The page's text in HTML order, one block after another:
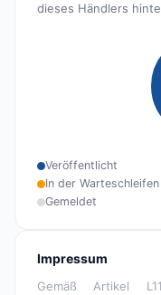
dieses Händlers
Veröffentlicht
In der Warteschleifen
Gemeldet
Impressum
Gemäß Artikel